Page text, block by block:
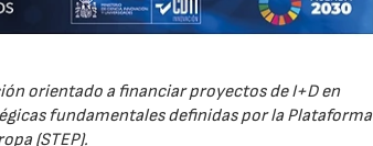
orientado a financiar proyectos de I+D en
fundamentales definidas por la Plataforma
(STEP).